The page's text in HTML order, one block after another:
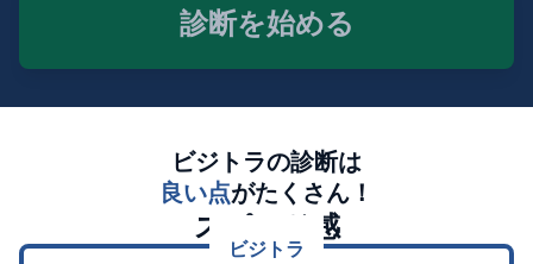
診断を始める
ビジトラの診断は
良い点がたくさん！
スピード感
ビジトラ